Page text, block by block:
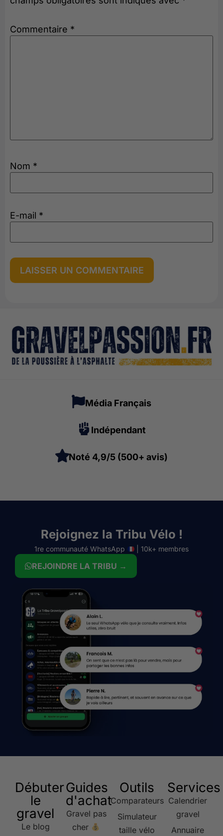
Commentaire *
Nom *
E-mail *
Média Français
Indépendant
Noté 4,9/5 (500+ avis)
Rejoignez la Tribu Vélo !
1re communauté WhatsApp | 10k+ membres
REJOINDRE LA TRIBU →
Débuter
le
gravel
Le blog
Guides
d'achat
Gravel pas
cher
Outils
Comparateurs
Simulateur
taille vélo
Services
Calendrier
gravel
Annuaire